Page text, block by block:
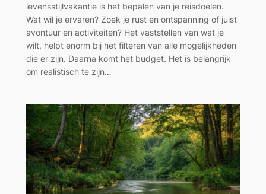
levensstijlvakantie is het bepalen van je reisdoelen.
Wat wil je ervaren? Zoek je rust en ontspanning of juist
avontuur en activiteiten? Het vaststellen van wat je
wilt, helpt enorm bij het filteren van alle mogelijkheden
die er zijn. Daarna komt het budget. Het is belangrijk
om realistisch te zijn…